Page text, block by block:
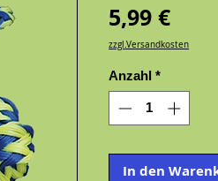
5,99 €Preis
zzgl.Versandkosten
Anzahl *
In den